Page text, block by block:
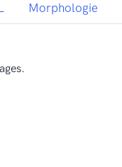
Morphologie